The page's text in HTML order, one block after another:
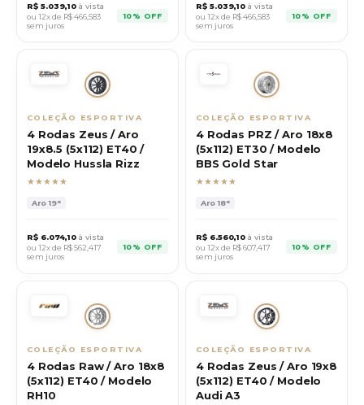
R$ 5.039,10 à vista
ou 12x de R$466,583
sem juros
10% OFF
R$ 5.039,10 à vista
ou 12x de R$466,583
sem juros
10% OFF
COLEÇÃO ESPORTIVA
4 Rodas Zeus / Aro
19x8.5 (5x112) ET40 /
Modelo Hussla Rizz
★★★★★
Aro19"
R$ 6.074,10 à vista
ou 12x de R$562,417
sem juros
10% OFF
COLEÇÃO ESPORTIVA
4 Rodas PRZ / Aro 18x8
(5x112) ET30 / Modelo
BBS Gold Star
★★★★★
Aro18"
R$ 6.560,10 à vista
ou 12x de R$607,417
sem juros
10% OFF
COLEÇÃO ESPORTIVA
4 Rodas Raw / Aro 18x8
(5x112) ET40 / Modelo
RH10
COLEÇÃO ESPORTIVA
4 Rodas Zeus / Aro 19x8
(5x112) ET40 / Modelo
Audi A3